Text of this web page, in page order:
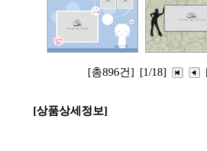
[총896건] [1/18]
[상품상세정보]